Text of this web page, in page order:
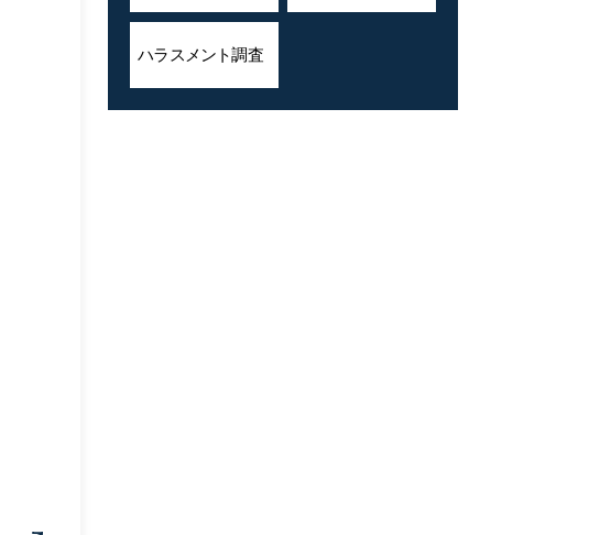
ハラスメント調査